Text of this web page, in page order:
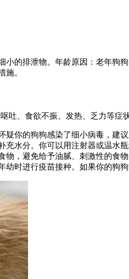
的排泄物。年龄原因：老年狗
施。
吐、食欲不振、发热、乏力等症状
你的狗狗感染了细小病毒，建
水分。你可以用注射器或温水
，避免给予油腻、刺激性的食
时进行疫苗接种。如果你的狗